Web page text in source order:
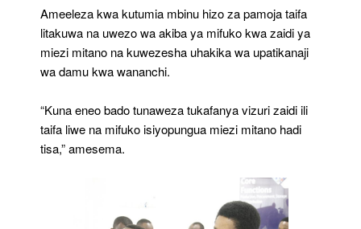
Ameeleza kwa kutumia mbinu hizo za pamoja taifa
litakuwa na uwezo wa akiba ya mifuko kwa zaidi ya
miezi mitano na kuwezesha uhakika wa upatikanaji
wa damu kwa wananchi.
“Kuna eneo bado tunaweza tukafanya vizuri zaidi ili
taifa liwe na mifuko isiyopungua miezi mitano hadi
tisa,” amesema.